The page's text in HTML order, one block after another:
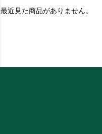
最近見た商品がありません。